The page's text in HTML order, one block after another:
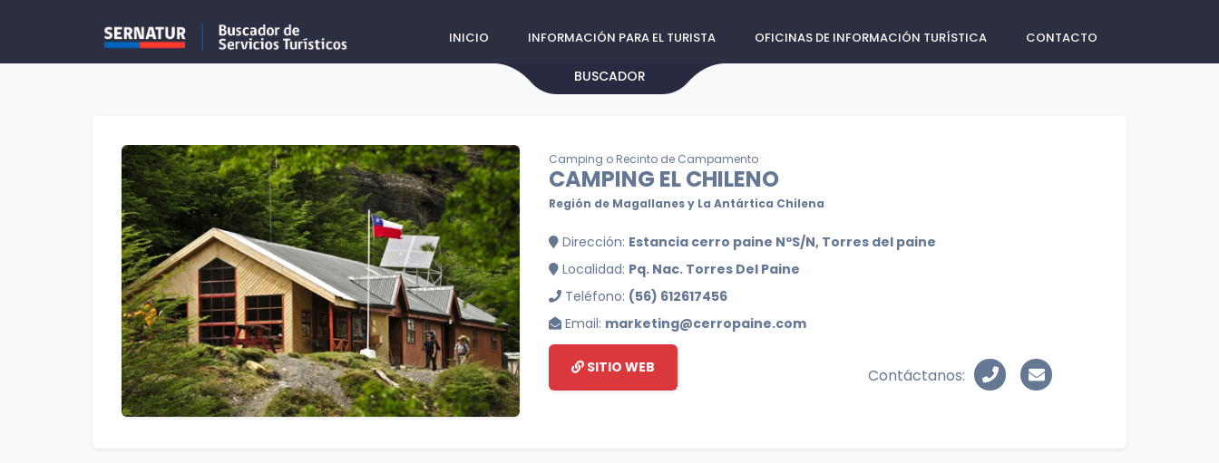
INICIO INFORMACIÓN PARA EL TURISTA OFICINAS DE INFORMACIÓN TURÍSTICA CONTACTO
BUSCADOR
Camping o Recinto de Campamento
CAMPING EL CHILENO
Región de Magallanes y La Antártica Chilena
Dirección: Estancia cerro paine NºS/N, Torres del paine
Localidad: Pq. Nac. Torres Del Paine
Teléfono: (56) 612617456
Email: marketing@cerropaine.com
SITIO WEB Contáctanos: